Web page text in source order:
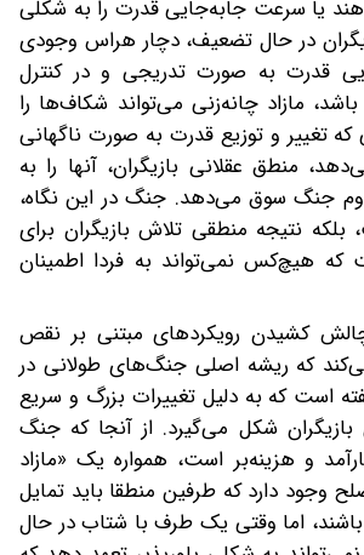
دهند یا سرعت جابه‌جایی قدرت را به شکلی
در حال تضعیف، دچار هراس وجودی
قدرت به صورت تدریجی و در کنترل
مازاد چانه‌زنی می‌تواند شکاف‌ها را
که تغییر و توزیع قدرت به صورت ناگهانی
منطق عقلانی بازیگران، آنها را به
جنگ سوق می‌دهد. جنگ در این نگاه،
نتیجه منطقی تلاش بازیگران برای
هیچ‌کس نمی‌تواند به فردا اطمینان
کشیدن رویکردهای مبتنی بر نقص
که ریشه اصلی جنگ‌های طولانی در
است که به دلیل تغییرات بزرگ و سریع
بازیگران شکل می‌گیرد. از آنجا که جنگ
و هزینه‌بر است، همواره یک «مازاد
وجود دارد که طرفین منطقا باید تمایل
اما وقتی یک طرف با شتاب در حال